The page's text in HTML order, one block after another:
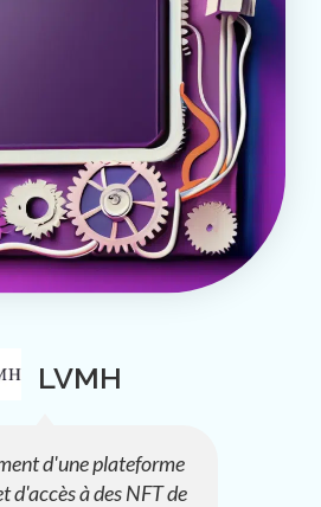
d'une plateforme
d'accès à des NFT de
LVMH